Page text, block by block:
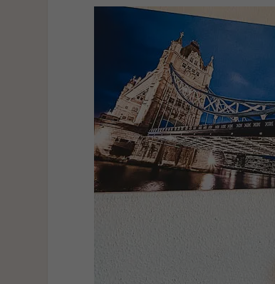
Externe Medien (7)
Inhalte von Videoplattformen und Social-Media-Plattformen